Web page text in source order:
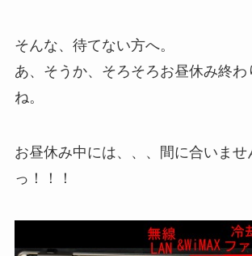
そんな、待てない方へ。
あ、そうか、そろそろお昼休み終わ
ね。
お昼休み中には、、、間に合いませ
っ！！！